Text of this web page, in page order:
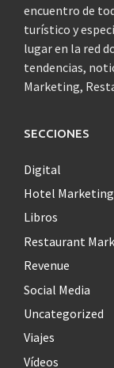
encuentro de
turístico y
lugar en la red
tendencias,
Marketing,
SECCIONES
Digital
Hotel Marketing
Libros
Restaurant
Revenue
Social Media
Uncategorized
Viajes
Vídeos